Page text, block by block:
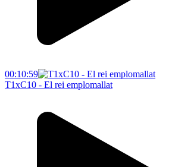
00:10:59
T1xC10 - El rei emplomallat